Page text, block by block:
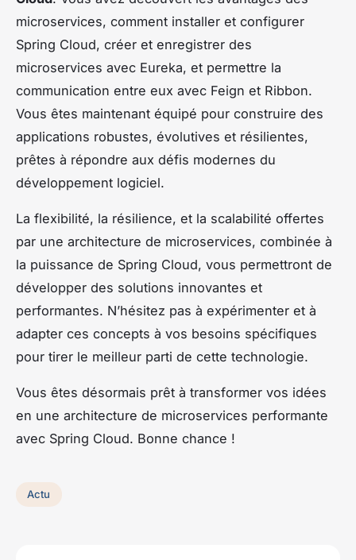
microservices, comment installer et configurer
Spring Cloud, créer et enregistrer des
microservices avec Eureka, et permettre la
communication entre eux avec Feign et Ribbon.
Vous êtes maintenant équipé pour construire des
applications robustes, évolutives et résilientes,
prêtes à répondre aux défis modernes du
développement logiciel.
La flexibilité, la résilience, et la scalabilité offertes
par une architecture de microservices, combinée à
la puissance de Spring Cloud, vous permettront de
développer des solutions innovantes et
performantes. N’hésitez pas à expérimenter et à
adapter ces concepts à vos besoins spécifiques
pour tirer le meilleur parti de cette technologie.
Vous êtes désormais prêt à transformer vos idées
en une architecture de microservices performante
avec Spring Cloud. Bonne chance !
Actu